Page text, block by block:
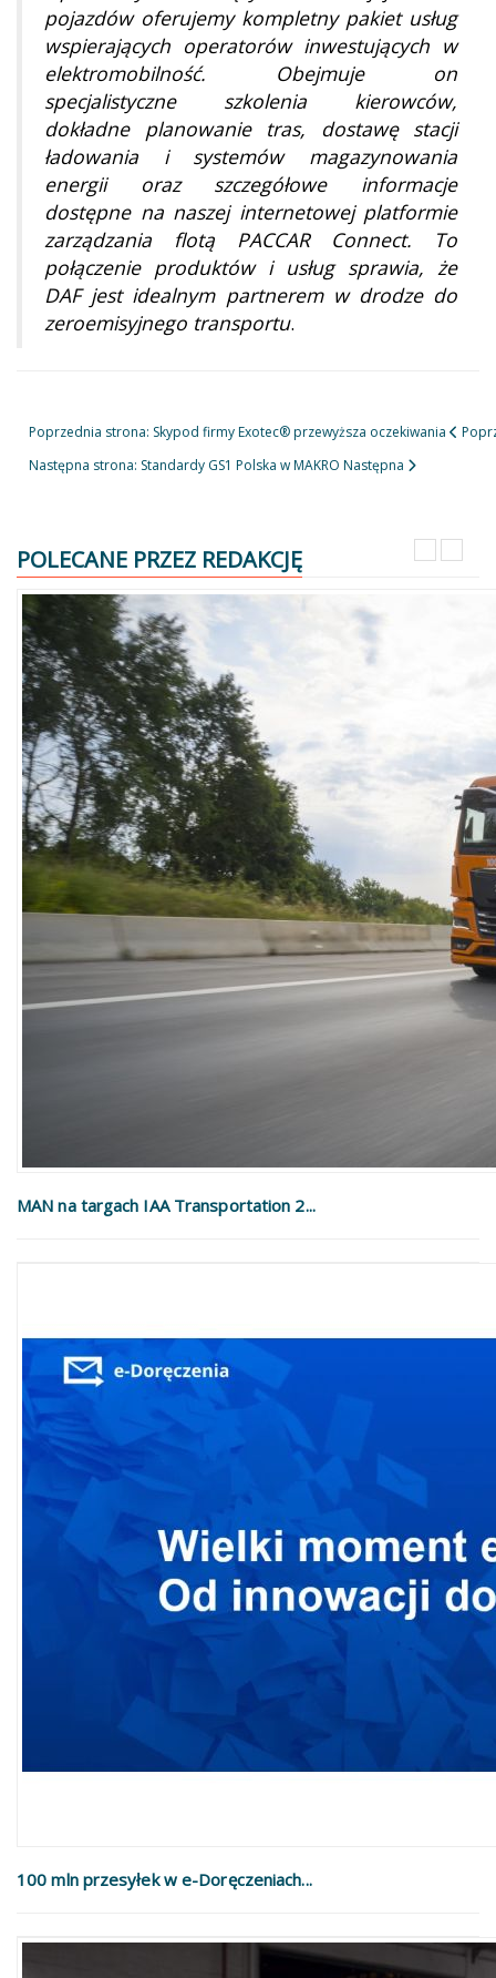
pojazdów oferujemy kompletny pakiet usług
wspierających operatorów inwestujących w
elektromobilność. Obejmuje on
specjalistyczne szkolenia kierowców,
dokładne planowanie tras, dostawę stacji
ładowania i systemów magazynowania
energii oraz szczegółowe informacje
dostępne na naszej internetowej platformie
zarządzania flotą PACCAR Connect. To
połączenie produktów i usług sprawia, że
DAF jest idealnym partnerem w drodze do
zeroemisyjnego transportu.
Poprzednia strona: Skypod firmy Exotec® przewyższa oczekiwania
Następna strona: Standardy GS1 Polska w MAKRO Następna
POLECANE PRZEZ REDAKCJĘ
MAN na targach IAA Transportation 2...
100 mln przesyłek w e-Doręczeniach...